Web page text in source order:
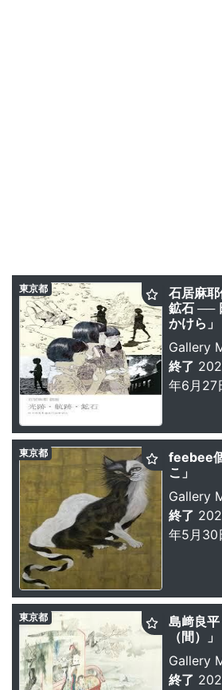
石居麻耶
鉱石 ──
かけら」
Gallery
終了
年6月27
東京都
feebee
こ」
Gallery
終了
年5月30
東京都
島﨑良
（間）」
Gallery
終了
東京都